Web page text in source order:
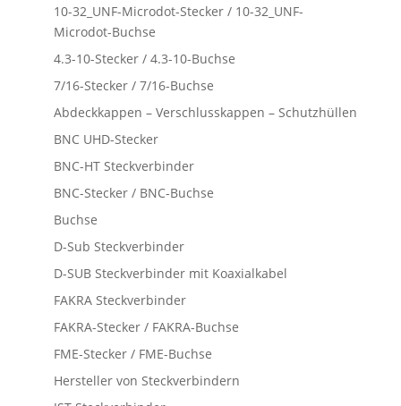
10-32_UNF-Microdot-Stecker / 10-32_UNF-
Microdot-Buchse
4.3-10-Stecker / 4.3-10-Buchse
7/16-Stecker / 7/16-Buchse
Abdeckkappen – Verschlusskappen – Schutzhüllen
BNC UHD-Stecker
BNC-HT Steckverbinder
BNC-Stecker / BNC-Buchse
Buchse
D-Sub Steckverbinder
D-SUB Steckverbinder mit Koaxialkabel
FAKRA Steckverbinder
FAKRA-Stecker / FAKRA-Buchse
FME-Stecker / FME-Buchse
Hersteller von Steckverbindern